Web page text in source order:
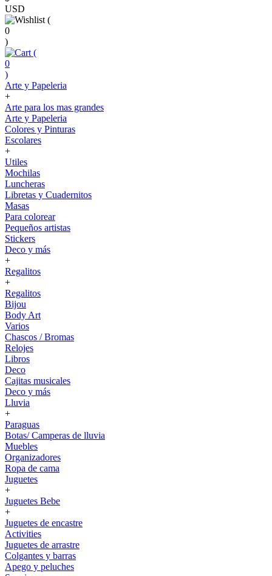
USD
(
0
)
(
0
)
Arte y Papeleria
+
Arte para los mas grandes
Arte y Papeleria
Colores y Pinturas
Escolares
+
Utiles
Mochilas
Luncheras
Libretas y Cuadernitos
Masas
Para colorear
Pequeños artistas
Stickers
Deco y más
+
Regalitos
+
Regalitos
Bijou
Body Art
Varios
Chascos / Bromas
Relojes
Libros
Deco
Cajitas musicales
Deco y más
Lluvia
+
Paraguas
Botas/ Camperas de lluvia
Muebles
Organizadores
Ropa de cama
Juguetes
+
Juguetes Bebe
+
Juguetes de encastre
Activities
Juguetes de arrastre
Colgantes y barras
Apego y peluches